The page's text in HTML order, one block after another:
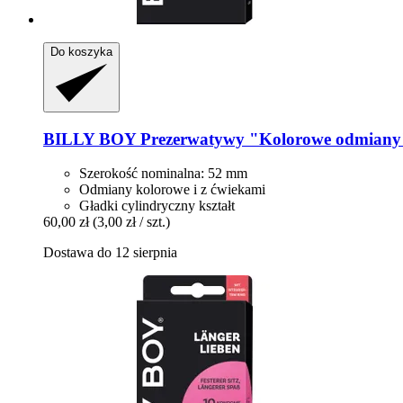
Do koszyka
BILLY BOYPrezerwatywy "Kolorowe
Szerokość nominalna: 52 mm
Odmiany kolorowe i z ćwiekami
Gładki cylindryczny kształt
60,00 zł (3,00 zł / szt.)
Dostawa do 12 sierpnia